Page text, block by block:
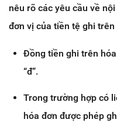
nêu rõ các yêu cầu về
đơn vị của tiền tệ ghi trên
Đồng tiền ghi trên
“đ”.
Trong trường hợp có
hóa đơn được phép